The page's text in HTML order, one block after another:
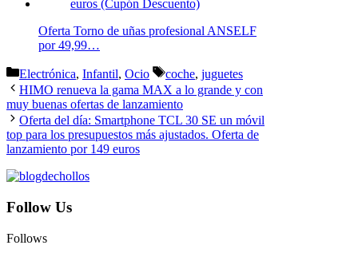
Oferta Torno de uñas profesional ANSELF
por 49,99…
Categorías
Electrónica, Infantil, Ocio Etiquetas
coche, juguetes
HIMO renueva la gama MAX a lo grande y con
muy buenas ofertas de lanzamiento
Oferta del día: Smartphone TCL 30 SE un móvil
top para los presupuestos más ajustados. Oferta de
lanzamiento por 149 euros
Follow Us
Follows